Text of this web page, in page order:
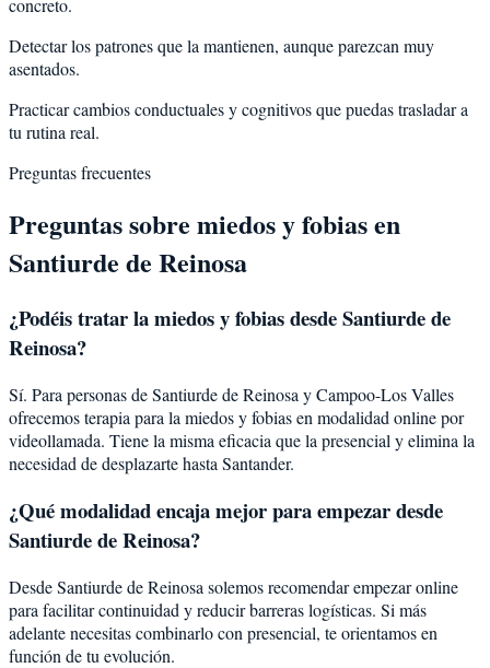
Detectar los patrones que la mantienen, aunque parezcan muy
asentados.
Practicar cambios conductuales y cognitivos que puedas trasladar a
tu rutina real.
Preguntas frecuentes
Preguntas sobre miedos y fobiasen
Santiurde de Reinosa
¿Podéis tratar lamiedos y fobiasdesdeSantiurde de
Reinosa?
Sí. Para personas de Santiurde de Reinosa y Campoo-Los Valles
ofrecemos terapia para la miedos y fobias en modalidad online por
videollamada. Tiene la misma eficacia que la presencial y elimina la
necesidad de desplazarte hasta Santander.
¿Qué modalidad encaja mejor para empezar desde
Santiurde de Reinosa?
Desde Santiurde de Reinosa solemos recomendar empezar online
para facilitar continuidad y reducir barreras logísticas. Si más
adelante necesitas combinarlo con presencial, te orientamos en
función de tu evolución.